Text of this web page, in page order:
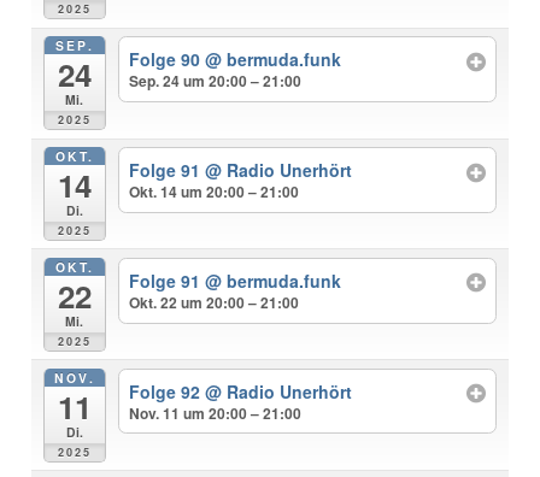
2025
SEP.
24
Mi.
2025
Folge 90 @ bermuda.funk
Sep. 24 um 20:00 – 21:00
OKT.
14
Di.
2025
Folge 91 @ Radio Unerhört
Okt. 14 um 20:00 – 21:00
OKT.
22
Mi.
2025
Folge 91 @ bermuda.funk
Okt. 22 um 20:00 – 21:00
NOV.
11
Di.
2025
Folge 92 @ Radio Unerhört
Nov. 11 um 20:00 – 21:00